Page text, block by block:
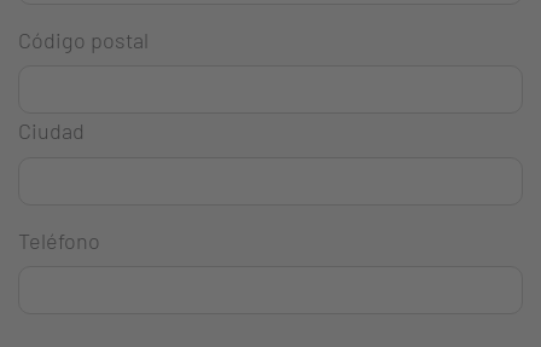
Código postal
Ciudad
Teléfono